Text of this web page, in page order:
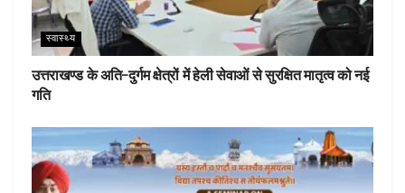
स्वास्थ्य
उत्तराखण्ड के अति-दुर्गम क्षेत्रों में हेली सेवाओं से सुरक्षित मातृत्व को नई
गति